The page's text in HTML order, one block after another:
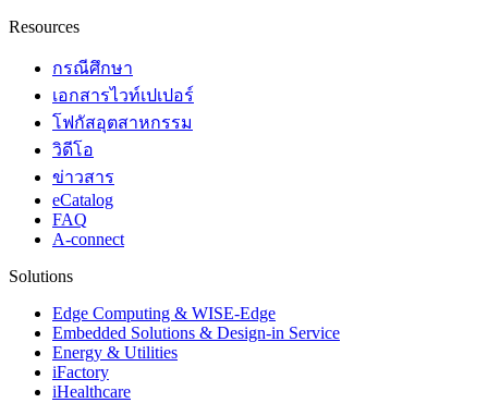
Resources
กรณีศึกษา
เอกสารไวท์เปเปอร์
โฟกัสอุตสาหกรรม
วิดีโอ
ข่าวสาร
eCatalog
FAQ
A-connect
Solutions
Edge Computing & WISE-Edge
Embedded Solutions & Design-in Service
Energy & Utilities
iFactory
iHealthcare